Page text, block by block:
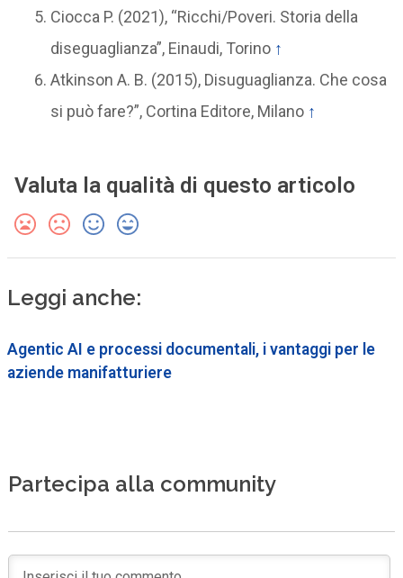
Ciocca P. (2021), “Ricchi/Poveri. Storia della
diseguaglianza”, Einaudi, Torino ↑
Atkinson A. B. (2015), Disuguaglianza. Che cosa
si può fare?”, Cortina Editore, Milano ↑
Valuta la qualità di questo articolo
Leggi anche:
Agentic AI e processi documentali, i vantaggi per le
aziende manifatturiere
Partecipa alla community